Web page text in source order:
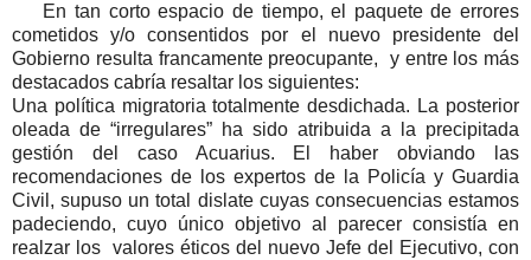
En tan corto espacio de tiempo, el paquete de errores
cometidos y/o consentidos por el nuevo presidente del
Gobierno resulta francamente preocupante, y entre los más
destacados cabría resaltar los siguientes:
Una política migratoria totalmente desdichada. La posterior
oleada de “irregulares” ha sido atribuida a la precipitada
gestión del caso Acuarius. El haber obviando las
recomendaciones de los expertos de la Policía y Guardia
Civil, supuso un total dislate cuyas consecuencias estamos
padeciendo, cuyo único objetivo al parecer consistía en
realzar los valores éticos del nuevo Jefe del Ejecutivo, con